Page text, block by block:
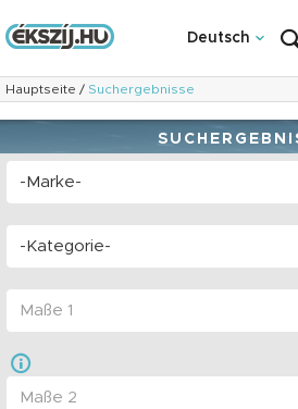
Deutsch
Hauptseite / Suchergebnisse
-Marke-
-Kategorie-